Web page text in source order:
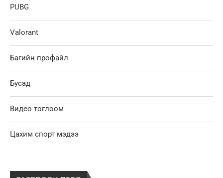
PUBG
Valorant
Багийн профайл
Бусад
Видео тоглоом
Цахим спорт мэдээ